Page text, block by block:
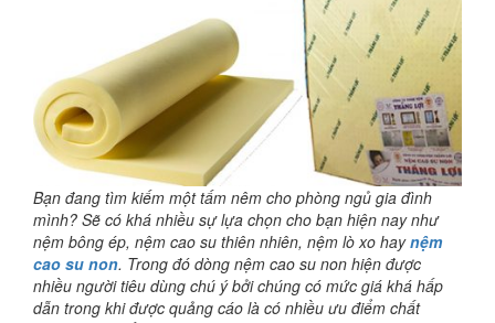
Bạn đang tìm kiếm một tấm nêm cho phòng ngủ gia đình
mình? Sẽ có khá nhiều sự lựa chọn cho bạn hiện nay như
nệm bông ép, nệm cao su thiên nhiên, nệm lò xo haynệm
cao su non. Trong đó dòng nệm cao su non hiện được
nhiều người tiêu dùng chú ý bởi chúng có mức giá khá hấp
dẫn trong khi được quảng cáo là có nhiều ưu điểm chất